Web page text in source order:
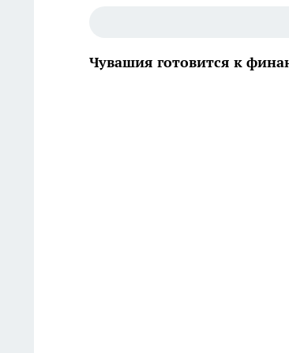
Чувашия готовится к